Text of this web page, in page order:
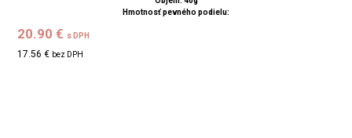
Hmotnosť pevného podielu:
20.90 € s DPH
17.56 € bez DPH